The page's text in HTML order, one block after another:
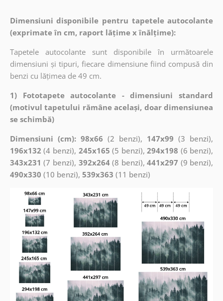
Dimensiuni disponibile pentru tapetele autocolante
(exprimate în cm, raport lățime x înălțime):
Tapetele autocolante sunt disponibile în următoarele
dimensiuni și tipuri, fiecare dimensiune fiind compusă din
benzi cu lățimea de 49 cm.
1) Fototapete autocolante - dimensiuni standard
(motivul tapetului rămâne același, doar dimensiunea
se schimbă)
Dimensiuni (cm): 98x66 (2 benzi), 147x99 (3 benzi),
196x132 (4 benzi), 245x165 (5 benzi),294x198 (6 benzi),
343x231 (7 benzi), 392x264(8 benzi),441x297 (9 benzi),
490x330 (10 benzi), 539x363 (11 benzi)